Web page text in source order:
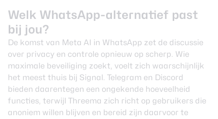
Welk WhatsApp-alternatief past
bij jou?
De komst van Meta AI in WhatsApp zet de discussie
over privacy en controle opnieuw op scherp. Wie
maximale beveiliging zoekt, voelt zich waarschijnlijk
het meest thuis bij Signal. Telegram en Discord
bieden daarentegen een ongekende hoeveelheid
functies, terwijl Threema zich richt op gebruikers die
anoniem willen blijven en bereid zijn daarvoor te